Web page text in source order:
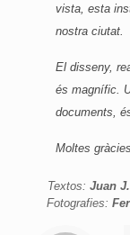
vista, esta
nostra ciutat.
El disseny,
és magnífic.
documents,
Moltes gràcies.
Textos:Juan
Fotografies: